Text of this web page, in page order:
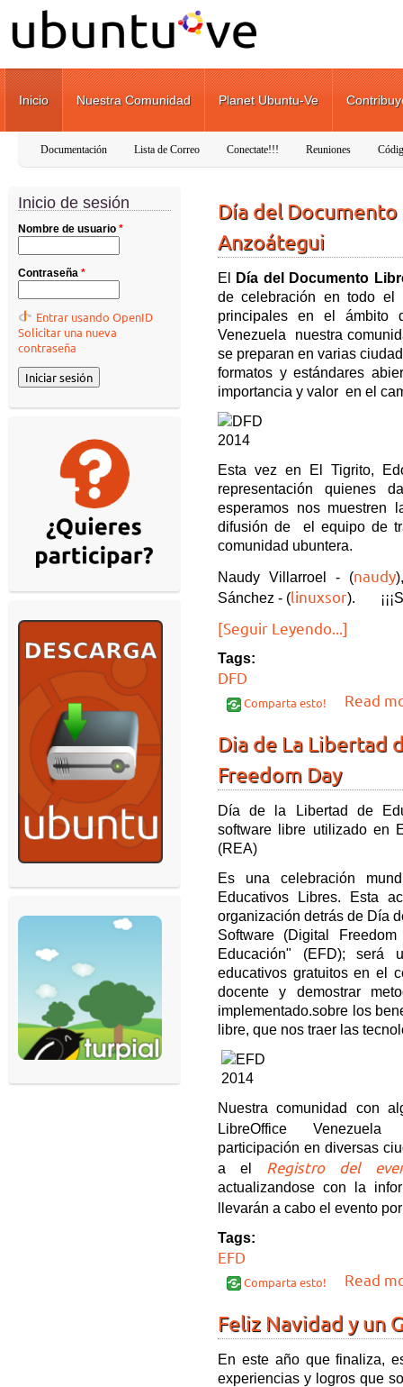
Pasar al contenido principal
Inicio Nuestra Comunidad Planet Ubuntu-Ve
Documentación Lista de Correo Conectate!!! Reuniones
Inicio de sesión
Nombre de usuario *
Contraseña *
Entrar usando OpenID
Solicitar una nueva
contraseña
Día del
Anzoátegui
El
Día del Documento
de celebración en todo el
principales en el ámbito
Venezuela nuestra
se preparan en varias
formatos y estándares
importancia y valor en el
Esta vez en El Tigrito,
representación quienes
esperamos nos muestren
difusión de el equipo de
comunidad ubuntera.
Naudy Villarroel - (naudy
Sánchez - (linuxsor).
[Seguir Leyendo...]
Tags:
DFD
Comparta esto! Read
Dia de La Libertad
Freedom Day
Día de la Libertad de
software libre utilizado en
(REA)
Es una celebración
Educativos Libres. Esta
organización detrás de Día
Software (Digital
Educación" (EFD); será
educativos gratuitos en el
docente y demostrar
implementado.sobre los
libre, que nos traer las
Nuestra comunidad con
LibreOffice
participación en diversas
a el
Registro del
actualizandose con la
llevarán a cabo el evento
Tags:
EFD
Comparta esto! Read
Feliz Navidad y un
En este año que finaliza,
experiencias y logros que